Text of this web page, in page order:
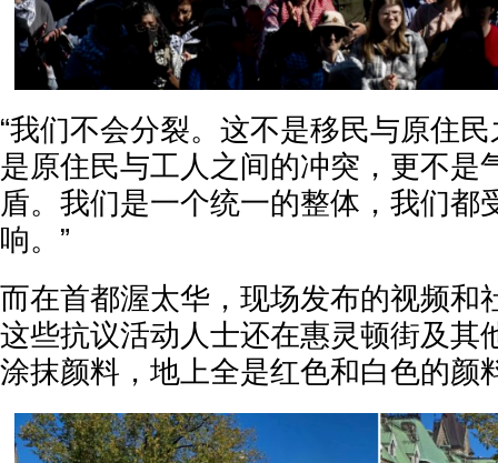
“我们不会分裂。这不是移民与原住
是原住民与工人之间的冲突，更不是
盾。我们是一个统一的整体，我们都
响。”
而在首都渥太华，现场发布的视频和
这些抗议活动人士还在惠灵顿街及其
涂抹颜料，地上全是红色和白色的颜